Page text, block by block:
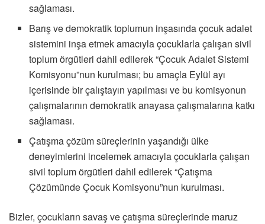
sağlaması.
Barış ve demokratik toplumun inşasında çocuk adalet
sistemini inşa etmek amacıyla çocuklarla çalışan sivil
toplum örgütleri dahil edilerek “Çocuk Adalet Sistemi
Komisyonu”nun kurulması; bu amaçla Eylül ayı
içerisinde bir çalıştayın yapılması ve bu komisyonun
çalışmalarının demokratik anayasa çalışmalarına katkı
sağlaması.
Çatışma çözüm süreçlerinin yaşandığı ülke
deneyimlerini incelemek amacıyla çocuklarla çalışan
sivil toplum örgütleri dahil edilerek “Çatışma
Çözümünde Çocuk Komisyonu”nun kurulması.
Bizler, çocukların savaş ve çatışma süreçlerinde maruz